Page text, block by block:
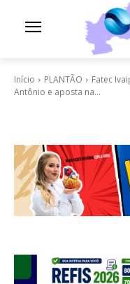
Início PLANTÃO
Fatec
Antônio e aposta na...